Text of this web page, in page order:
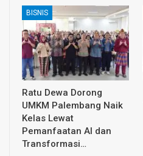
BISNIS
Ratu Dewa Dorong
UMKM Palembang Naik
Kelas Lewat
Pemanfaatan AI dan
Transformasi…